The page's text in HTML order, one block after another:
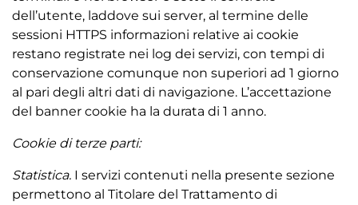
dell’utente, laddove sui server, al termine delle
sessioni HTTPS informazioni relative ai cookie
restano registrate nei log dei servizi, con tempi di
conservazione comunque non superiori ad 1 giorno
al pari degli altri dati di navigazione. L’accettazione
del banner cookie ha la durata di 1 anno.
Cookie di terze parti:
Statistica. I servizi contenuti nella presente sezione
permettono al Titolare del Trattamento di